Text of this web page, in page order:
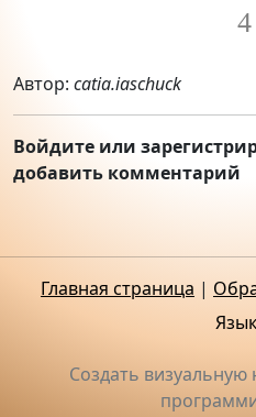
4
Автор: catia.iaschuck
Войдите или
добавить комментарий
Главная страница |
Язык
Создать визуальную